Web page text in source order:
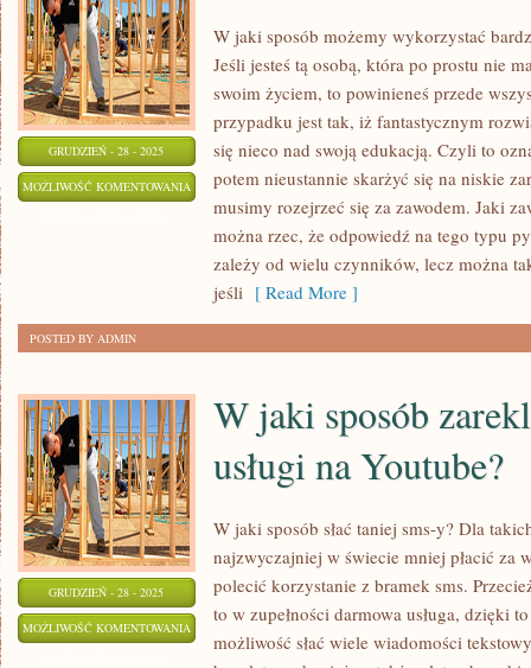
GRUDZIEŃ - 28 - 2025
MOŻLIWOŚĆ KOMENTOWANIA
WARTO
ROBIĆ
WŁASNYM
W jaki sposób możemy wykorzystać
Jeśli jesteś tą osobą, która po prostu nie
swoim życiem, to powinieneś przede
przypadku jest tak, iż fantastycznym
się nieco nad swoją edukacją. Czyli to
potem nieustannie skarżyć się na niskie
musimy rozejrzeć się za zawodem. Jaki
można rzec, że odpowiedź na tego typu
zależy od wielu czynników, lecz można
jeśli [ Read More ]
POSTED BY ADMIN
GRUDZIEŃ - 28 - 2025
MOŻLIWOŚĆ KOMENTOWANIA
W jaki sposób
usługi na Youtube?
W jaki sposób słać taniej sms-y? Dla
najzwyczajniej w świecie mniej płacić za
polecić korzystanie z bramek sms.
to w zupełności darmowa usługa, dzięki
możliwość słać wiele wiadomości